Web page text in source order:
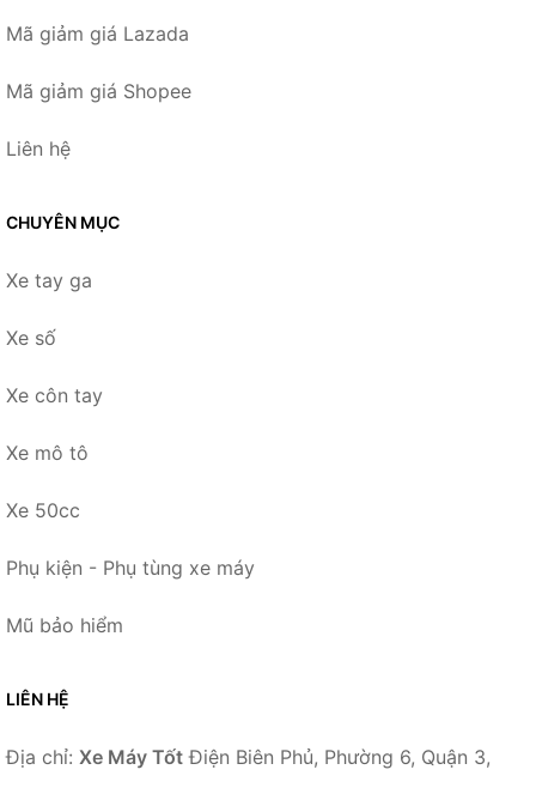
Mã giảm giá Lazada
Mã giảm giá Shopee
Liên hệ
CHUYÊN MỤC
Xe tay ga
Xe số
Xe côn tay
Xe mô tô
Xe 50cc
Phụ kiện - Phụ tùng xe máy
Mũ bảo hiểm
LIÊN HỆ
Địa chỉ: Xe Máy Tốt Điện Biên Phủ, Phường 6, Quận 3,